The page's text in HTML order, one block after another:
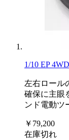
1/10 EP
左右ロール
確保に主眼
ンド電動ツ
￥79,200
在庫切れ